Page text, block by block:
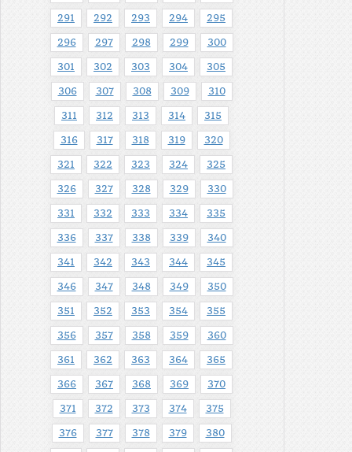
291 292 293 294 295
296 297 298 299 300
301 302 303 304 305
306 307 308 309 310
311 312 313 314 315
316 317 318 319 320
321 322 323 324 325
326 327 328 329 330
331 332 333 334 335
336 337 338 339 340
341 342 343 344 345
346 347 348 349 350
351 352 353 354 355
356 357 358 359 360
361 362 363 364 365
366 367 368 369 370
371 372 373 374 375
376 377 378 379 380